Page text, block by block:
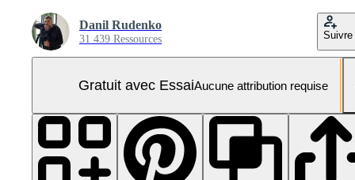
Danil Rudenko
31 439 Ressources Suivre
Gratuit avec EssaiAucune attribution requise